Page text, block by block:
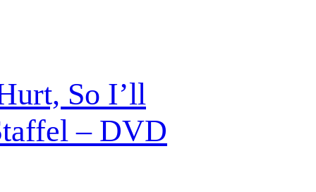
So I’ll
– DVD